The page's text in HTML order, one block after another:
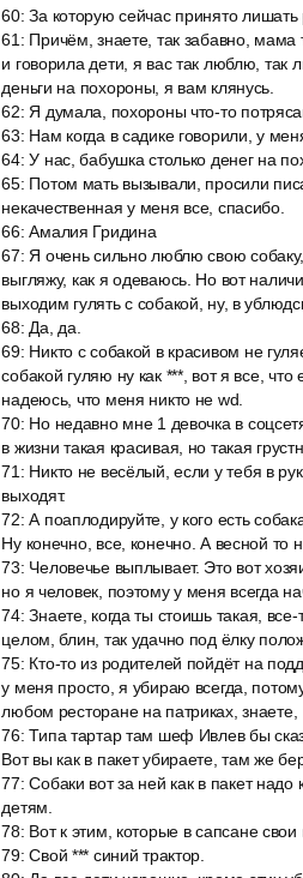
60:За которую сейчас принято лишать
61 : Причём, знаете, так забавно, мама
и говорила дети, я вас так люблю, так
деньги на похороны, я вам клянусь.
62: Я думала, похороны что-то
63: Нам когда в садике говорили, у
64:У нас, бабушка столько денег на
65: Потом мать вызывали, просили
некачественная у меня все, спасибо.
66:Амалия Гридина
67: Я очень сильно люблю свою
выгляжу, как я одеваюсь. Но вот
выходим гулять с собакой, ну, в
68: Да, да.
69: Никто с собакой в красивом не
собакой гуляю ну как ***, вот я все,
надеюсь, что меня никто не wd.
70: Но недавно мне 1 девочка в
в жизни такая красивая, но такая
71 : Никто не весёлый, если у тебя в
выходят.
72:А поаплодируйте, у кого есть
Ну конечно, все, конечно. А весной то
73: Человечье выплывает. Это вот
но я человек, поэтому у меня всегда
74:Знаете, когда ты стоишь такая,
целом, блин, так удачно под ёлку
75: Кто-то из родителей пойдёт на
у меня просто, я убираю всегда,
любом ресторане на патриках, знаете,
76:Типа тартар там шеф Ивлев бы
Вот вы как в пакет убираете, там же
77:Собаки вот за ней как в пакет
детям.
78: Вот к этим, которые в сапсане
79:Свой *** синий трактор.